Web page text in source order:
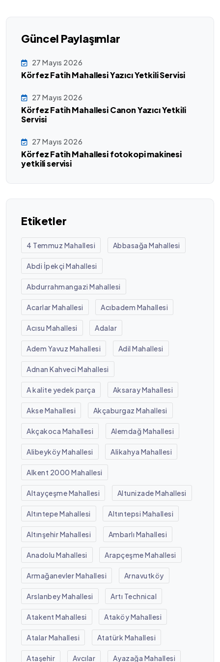
Güncel Paylaşımlar
27 Mayıs 2026
Körfez Fatih Mahallesi Yazıcı Yetkili Servisi
27 Mayıs 2026
Körfez Fatih Mahallesi Canon Yazıcı Yetkili
Servisi
27 Mayıs 2026
Körfez Fatih Mahallesi fotokopi makinesi
yetkili servisi
Etiketler
4 Temmuz Mahallesi Abbasağa Mahallesi
Abdi İpekçi Mahallesi
Abdurrahmangazi Mahallesi
Acarlar Mahallesi Acıbadem Mahallesi
Acısu Mahallesi Adalar
Adem Yavuz Mahallesi Adil Mahallesi
Adnan Kahveci Mahallesi
A kalite yedek parça Aksaray Mahallesi
Akse Mahallesi Akçaburgaz Mahallesi
Akçakoca Mahallesi Alemdağ Mahallesi
Alibeyköy Mahallesi Alikahya Mahallesi
Alkent 2000 Mahallesi
Altayçeşme Mahallesi Altunizade Mahallesi
Altıntepe Mahallesi Altıntepsi Mahallesi
Altınşehir Mahallesi Ambarlı Mahallesi
Anadolu Mahallesi Arapçeşme Mahallesi
Armağanevler Mahallesi Arnavutköy
Arslanbey Mahallesi Artı Technical
Atakent Mahallesi Ataköy Mahallesi
Atalar Mahallesi Atatürk Mahallesi
Ataşehir Avcılar Ayazağa Mahallesi